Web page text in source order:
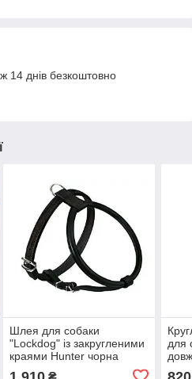
14 днів безкоштовно
Шлея для собаки
"Lockdog" із закругленими
краями Hunter чорна
для